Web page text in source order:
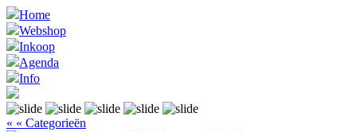
Home
Webshop
Inkoop
Agenda
Info
« « Categorieën